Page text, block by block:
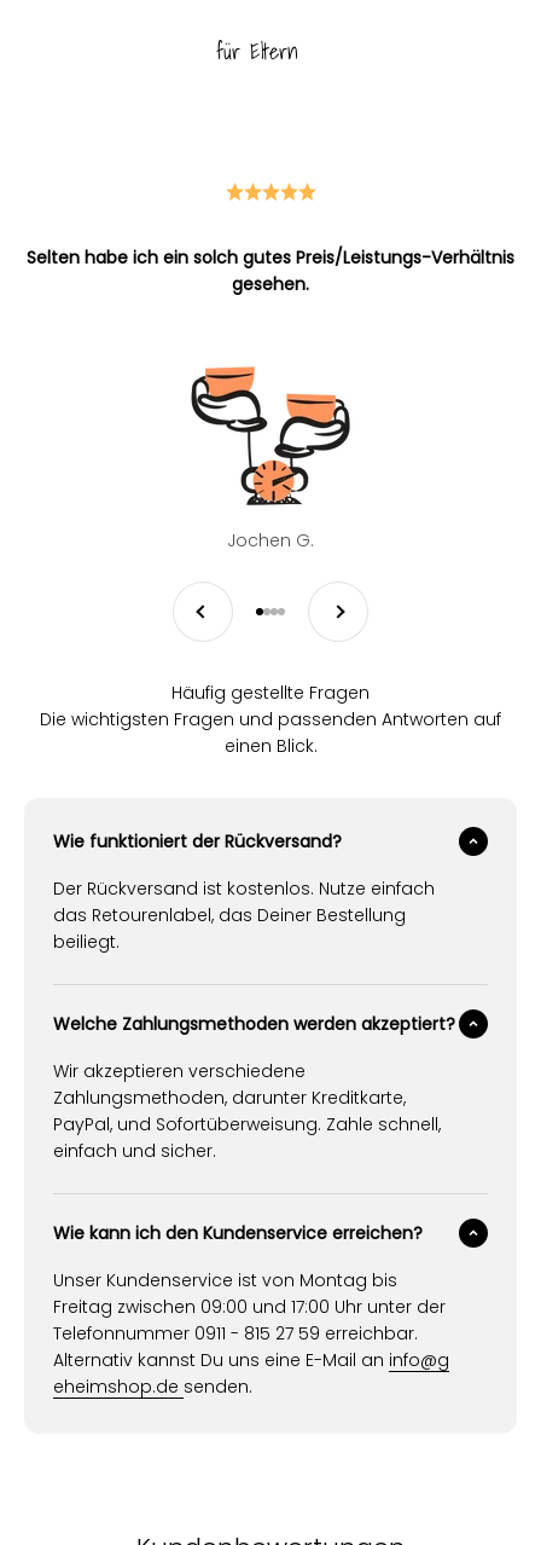
für Eltern
Selten habe ich ein solch gutes Preis/Leistungs-Verhältnis
gesehen.
Jochen G.
Zurück
Gehe zu Element 1
Gehe zu Element 2
Gehe zu Element 3
Gehe zu Element 4
Vor
Häufig gestellte Fragen
Die wichtigsten Fragen und passenden Antworten auf
einen Blick.
Wie funktioniert der Rückversand?
Der Rückversand ist kostenlos. Nutze einfach
das Retourenlabel, das Deiner Bestellung
beiliegt.
Welche Zahlungsmethoden werden akzeptiert?
Wir akzeptieren verschiedene
Zahlungsmethoden, darunter Kreditkarte,
PayPal, und Sofortüberweisung. Zahle schnell,
einfach und sicher.
Wie kann ich den Kundenservice erreichen?
Unser Kundenservice ist von Montag bis
Freitag zwischen 09:00 und 17:00 Uhr unter der
Telefonnummer 0911 - 815 27 59 erreichbar.
Alternativ kannst Du uns eine E-Mail an info@g
eheimshop.de senden.